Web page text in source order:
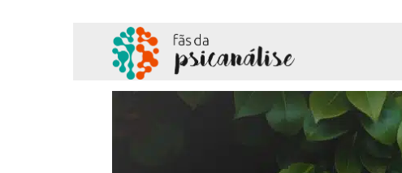
da
Psicanálise